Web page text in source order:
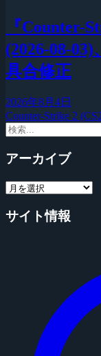
『Counter-
(2026-08-
具合修正
2026年8月4日
Counter-Strike 2
アーカイブ
サイト情報